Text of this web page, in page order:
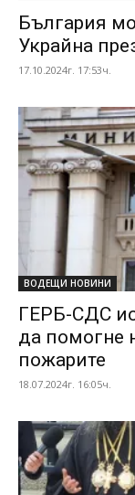
България
Украйна
17.10.2024г. 17:53ч.
ВОДЕЩИ НОВИНИ
ГЕРБ-СДС
да помогне
пожарите
18.07.2024г. 16:05ч.